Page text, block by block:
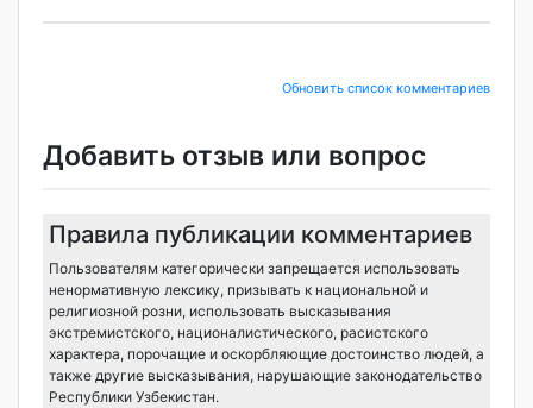
Обновить список комментариев
Добавить отзыв или вопрос
Правила публикации комментариев
Пользователям категорически запрещается использовать
ненормативную лексику, призывать к национальной и
религиозной розни, использовать высказывания
экстремистского, националистического, расистского
характера, порочащие и оскорбляющие достоинство людей, а
также другие высказывания, нарушающие законодательство
Республики Узбекистан.